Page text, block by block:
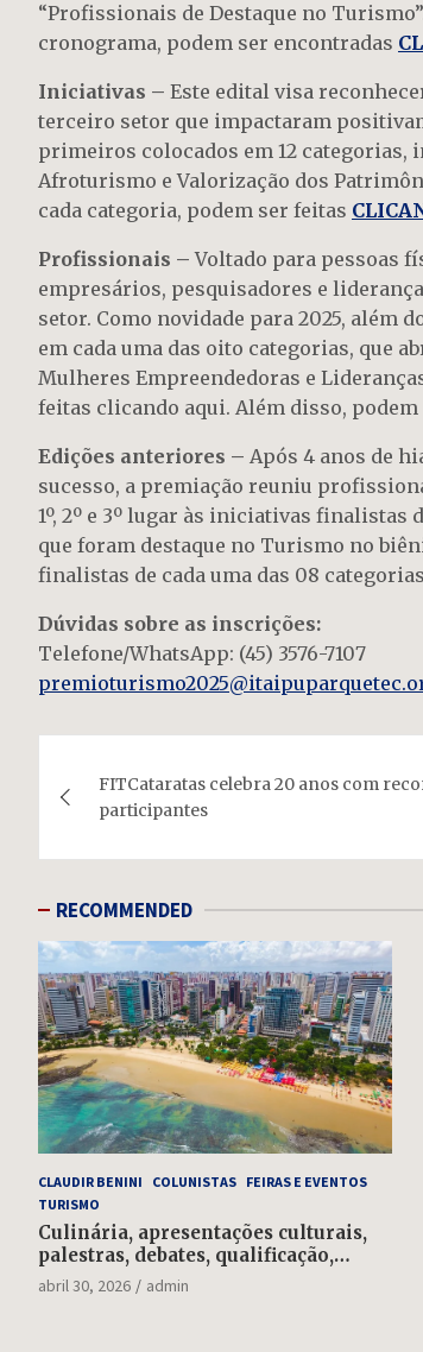
“Profissionais de Destaque no
cronograma, podem ser encontradas
Iniciativas – Este edital visa
terceiro setor que impactaram
primeiros colocados em 12 categorias,
Afroturismo e Valorização dos
cada categoria, podem ser feitas
Profissionais – Voltado para pessoas
empresários, pesquisadores e
setor. Como novidade para 2025, além
em cada uma das oito categorias, que
Mulheres Empreendedoras e
feitas clicando aqui. Além disso,
Edições anteriores – Após 4 anos de
sucesso, a premiação reuniu
1º, 2º e 3º lugar às iniciativas
que foram destaque no Turismo no
finalistas de cada uma das 08
Dúvidas sobre as inscrições:
Telefone/WhatsApp: (45) 3576-7107
de
Post
FITCataratas celebra 20 anos com
participantes
RECOMMENDED
CLAUDIR BENINI COLUNISTAS FEIRAS E EVENTOS
TURISMO
Culinária, apresentações culturais,
palestras, debates, qualificação,
rodada de negócios: falta uma
semana para o Salão do Turismo
abril 30, 2026 admin